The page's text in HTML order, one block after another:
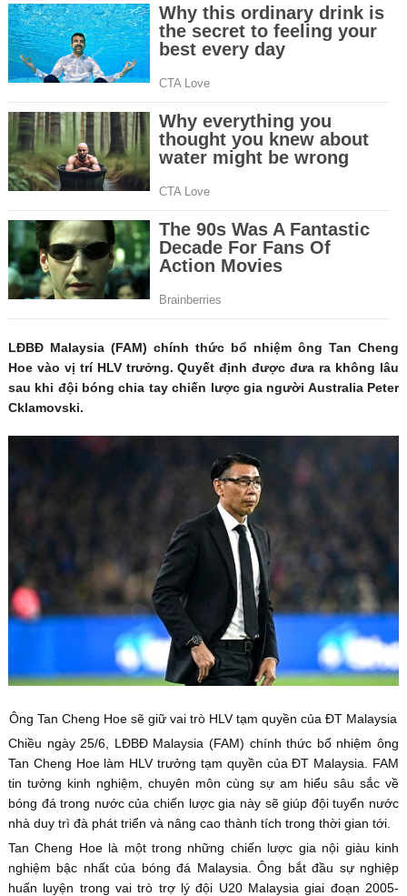
LĐBĐ Malaysia (FAM) chính thức bổ nhiệm ông Tan Cheng
Hoe vào vị trí HLV trưởng. Quyết định được đưa ra không lâu
sau khi đội bóng chia tay chiến lược gia người Australia Peter
Cklamovski.
Ông Tan Cheng Hoe sẽ giữ vai trò HLV tạm quyền của ĐT Malaysia
Chiều ngày 25/6, LĐBĐ Malaysia (FAM) chính thức bổ nhiệm ông
Tan Cheng Hoe làm HLV trưởng tạm quyền của ĐT Malaysia. FAM
tin tưởng kinh nghiệm, chuyên môn cùng sự am hiểu sâu sắc về
bóng đá trong nước của chiến lược gia này sẽ giúp đội tuyển nước
nhà duy trì đà phát triển và nâng cao thành tích trong thời gian tới.
Tan Cheng Hoe là một trong những chiến lược gia nội giàu kinh
nghiệm bậc nhất của bóng đá Malaysia. Ông bắt đầu sự nghiệp
huấn luyện trong vai trò trợ lý đội U20 Malaysia giai đoạn 2005-